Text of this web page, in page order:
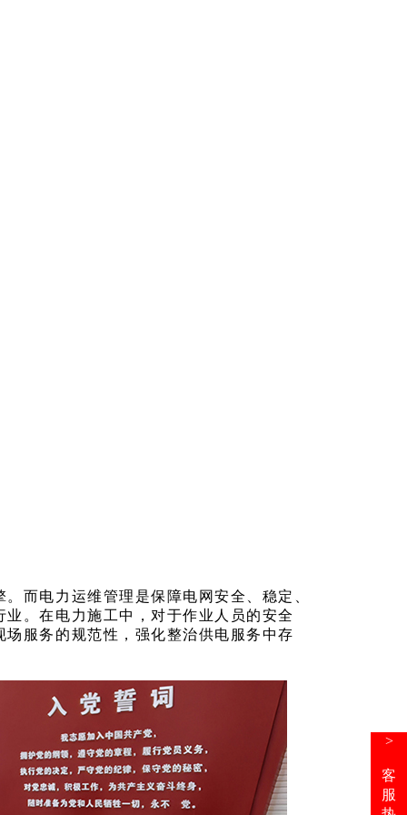
而电力运维管理是保障电网安全、稳定、
。在电力施工中，对于作业人员的安全
服务的规范性，强化整治供电服务中存
>
客
服